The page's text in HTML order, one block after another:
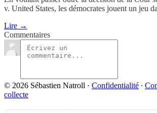
v. United States, les démocrates jouent un jeu
Lire →
Commentaires
© 2026 Sébastien Natroll · Confidentialité ∙
collecte